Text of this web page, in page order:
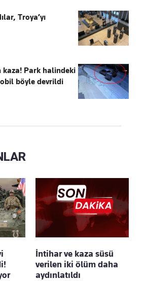
Troya’yı
Park halindeki
böyle devrildi
İntihar ve kaza süsü
verilen iki ölüm daha
aydınlatıldı